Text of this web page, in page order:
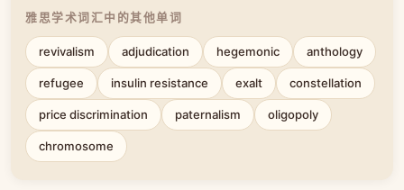
雅思学术词汇中的其他单词
revivalism adjudication hegemonic anthology
refugee insulin resistance exalt constellation
price discrimination paternalism oligopoly
chromosome